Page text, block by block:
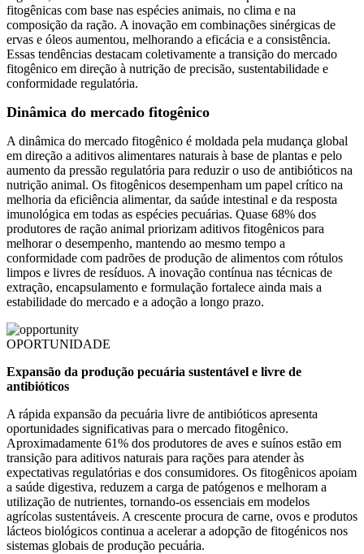
fitogênicas com base nas espécies animais, no clima e na
composição da ração. A inovação em combinações sinérgicas de
ervas e óleos aumentou, melhorando a eficácia e a consistência.
Essas tendências destacam coletivamente a transição do mercado
fitogênico em direção à nutrição de precisão, sustentabilidade e
conformidade regulatória.
Dinâmica do mercado fitogênico
A dinâmica do mercado fitogênico é moldada pela mudança global
em direção a aditivos alimentares naturais à base de plantas e pelo
aumento da pressão regulatória para reduzir o uso de antibióticos na
nutrição animal. Os fitogênicos desempenham um papel crítico na
melhoria da eficiência alimentar, da saúde intestinal e da resposta
imunológica em todas as espécies pecuárias. Quase 68% dos
produtores de ração animal priorizam aditivos fitogênicos para
melhorar o desempenho, mantendo ao mesmo tempo a
conformidade com padrões de produção de alimentos com rótulos
limpos e livres de resíduos. A inovação contínua nas técnicas de
extração, encapsulamento e formulação fortalece ainda mais a
estabilidade do mercado e a adoção a longo prazo.
OPORTUNIDADE
Expansão da produção pecuária sustentável e livre de
antibióticos
A rápida expansão da pecuária livre de antibióticos apresenta
oportunidades significativas para o mercado fitogênico.
Aproximadamente 61% dos produtores de aves e suínos estão em
transição para aditivos naturais para rações para atender às
expectativas regulatórias e dos consumidores. Os fitogênicos apoiam
a saúde digestiva, reduzem a carga de patógenos e melhoram a
utilização de nutrientes, tornando-os essenciais em modelos
agrícolas sustentáveis. A crescente procura de carne, ovos e produtos
lácteos biológicos continua a acelerar a adopção de fitogénicos nos
sistemas globais de produção pecuária.